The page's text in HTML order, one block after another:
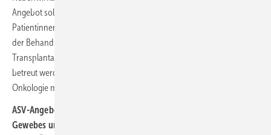
Angebot soll insbesondere die wohnortnahe Versorgung der
Patientinnen und Patienten verbessern: Die Betroffenen können nach
der Behandlung in einer der hochspezialisierten
Transplantationseinrichtungen von einem ASV-Team ambulant
betreut werden. Die Fachdisziplin Innere Medizin, Hämatologie und
Onkologie muss dabei vertreten sein.
ASV-Angebot „Tumoren des lymphatischen, blutbildenden
Gewebes und schwere Erkrankungen der Blutbildung“